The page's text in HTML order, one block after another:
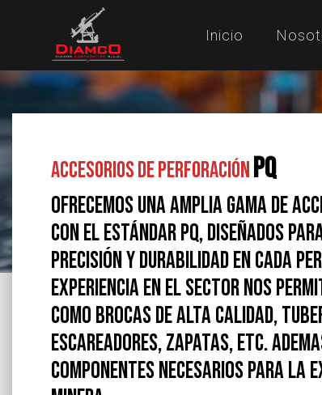
Inicio
Accesorios de PerforaciónPQ
Ofrecemos una amplia gama de
con el estándar PQ, diseñados
precisión y durabilidad en cada
experiencia en el sector nos
como brocas de alta calidad,
escareadores, zapatas, etc.
componentes necesarios para la